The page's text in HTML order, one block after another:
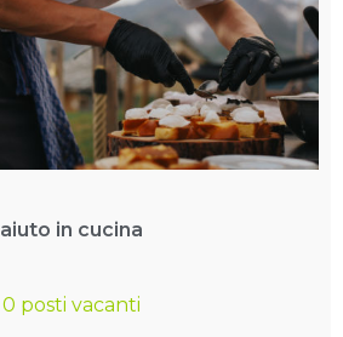
aiuto in cucina
0 posti vacanti